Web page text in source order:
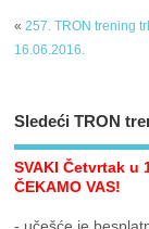
«257. TRON trening
16.06.2016.
Sledeći TRON
SVAKI Četvrtak u
ČEKAMO VAS!